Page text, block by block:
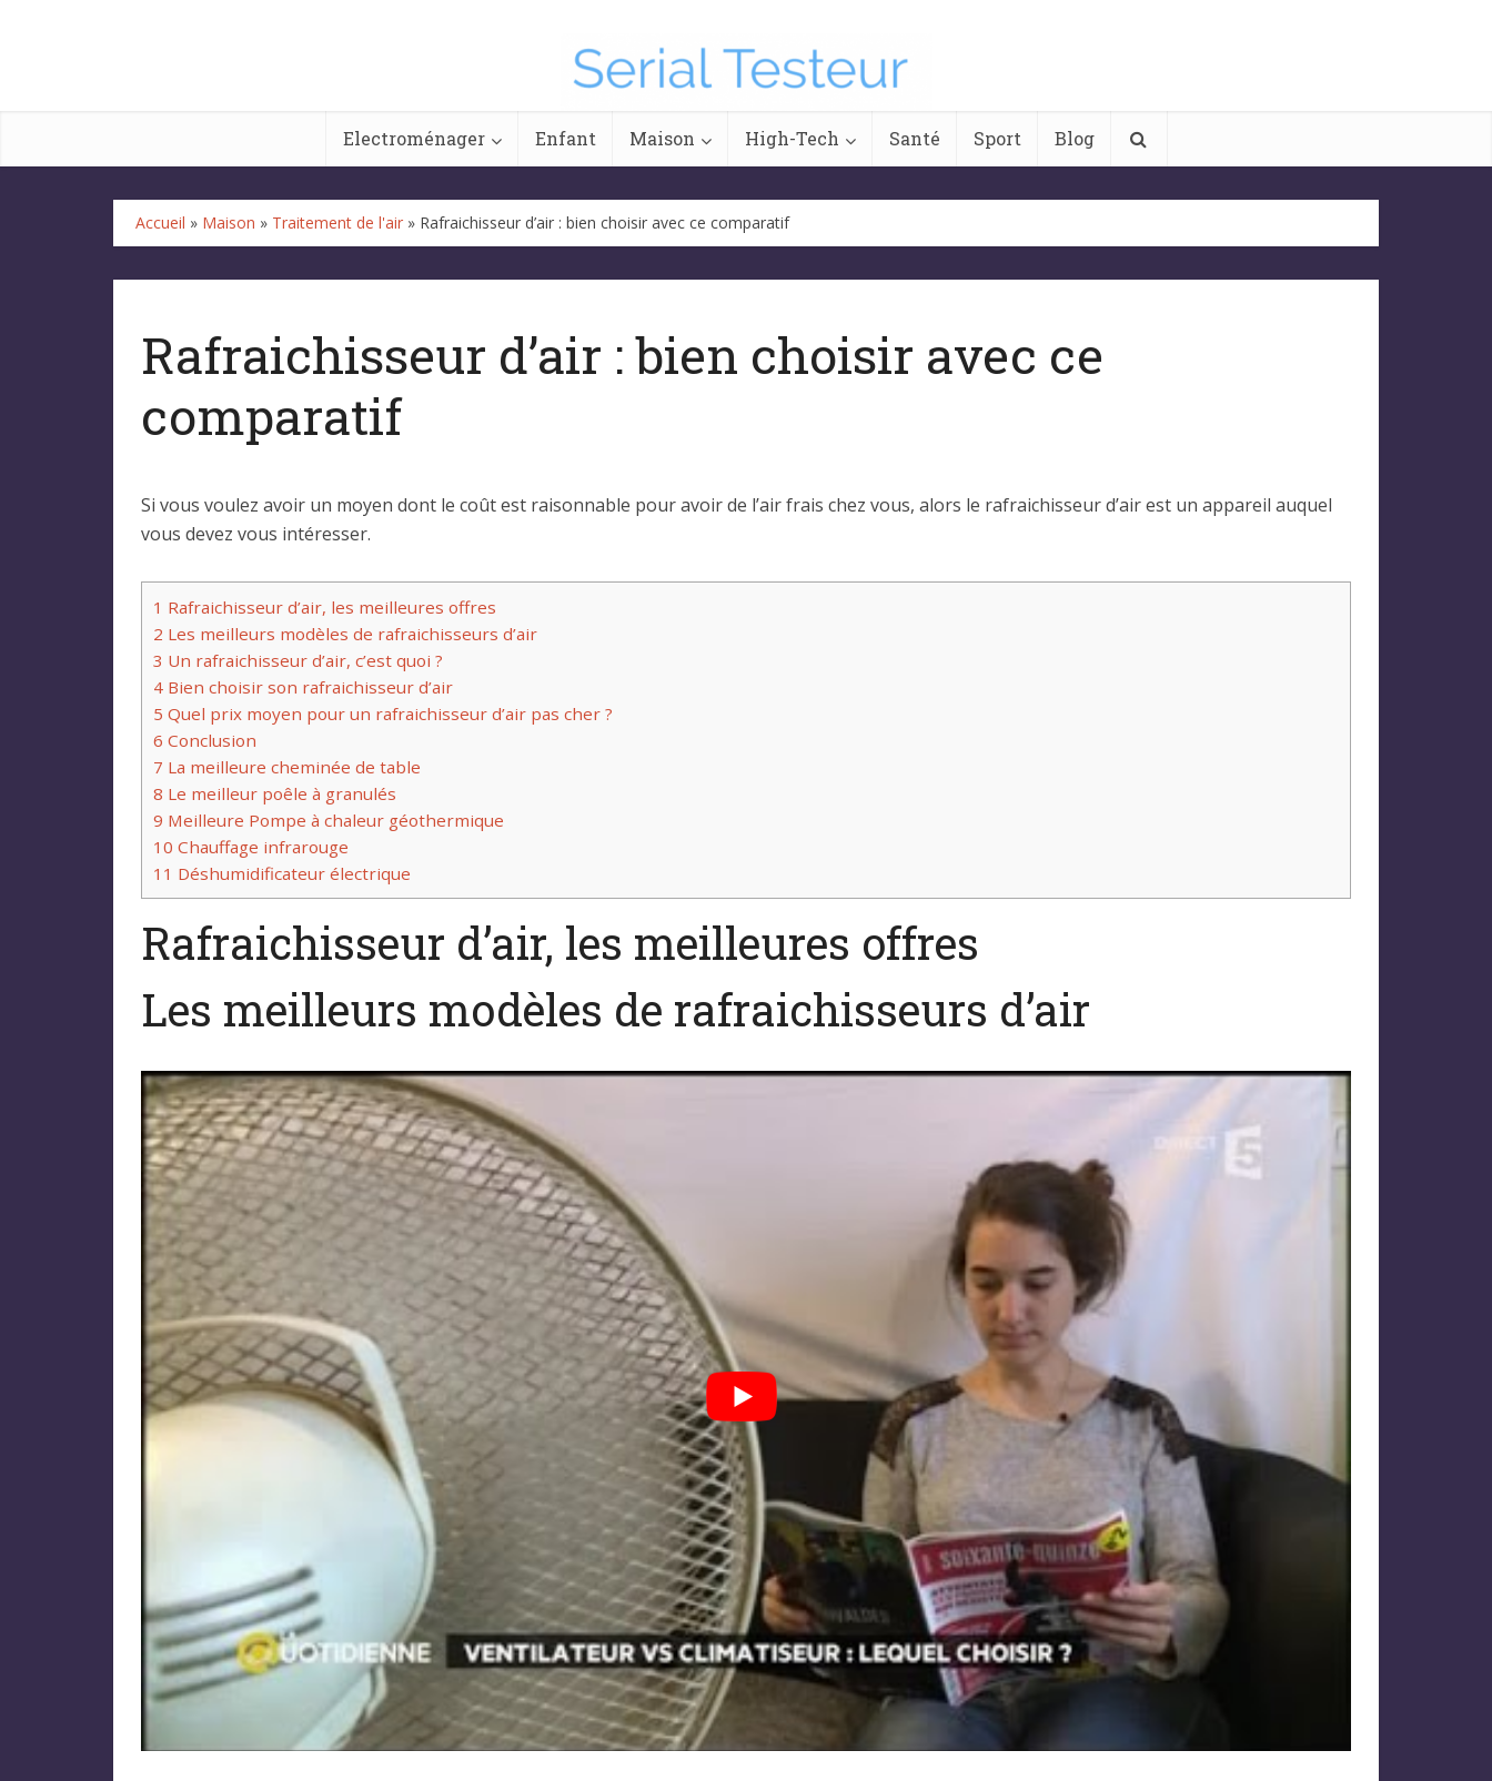
Electroménager Enfant Maison High-Tech Santé Sport Blog
Accueil » Maison » Traitement de l'air » Rafraichisseur d’air : bien choisir avec ce comparatif
Rafraichisseur d’air : bien choisir avec ce
comparatif
Si vous voulez avoir un moyen dont le coût est raisonnable pour avoir de l’air frais chez vous, alors le rafraichisseur d’air est un appareil auquel
vous devez vous intéresser.
1 Rafraichisseur d’air, les meilleures offres
2 Les meilleurs modèles de rafraichisseurs d’air
3 Un rafraichisseur d’air, c’est quoi ?
4 Bien choisir son rafraichisseur d’air
5 Quel prix moyen pour un rafraichisseur d’air pas cher ?
6 Conclusion
7 La meilleure cheminée de table
8 Le meilleur poêle à granulés
9 Meilleure Pompe à chaleur géothermique
10 Chauffage infrarouge
11 Déshumidificateur électrique
Rafraichisseur d’air, les meilleures offres
Les meilleurs modèles de rafraichisseurs d’air